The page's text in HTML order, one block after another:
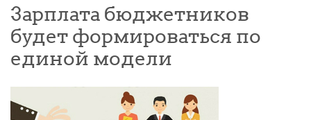
Зарплата бюджетников
будет формироваться по
единой модели